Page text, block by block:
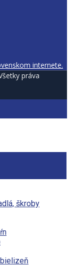
práva
škroby